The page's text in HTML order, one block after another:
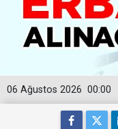
00:00
06 Ağustos 2026